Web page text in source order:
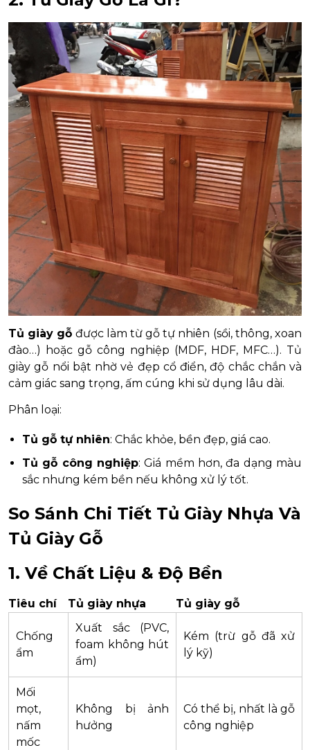
Tủ giày gỗ được làm từ gỗ tự nhiên (sồi, thông, xoan
đào…) hoặc gỗ công nghiệp (MDF, HDF, MFC…). Tủ
giày gỗ nổi bật nhờ vẻ đẹp cổ điển, độ chắc chắn và
cảm giác sang trọng, ấm cúng khi sử dụng lâu dài.
Phân loại:
Tủ gỗ tự nhiên: Chắc khỏe, bền đẹp, giá cao.
Tủ gỗ công nghiệp: Giá mềm hơn, đa dạng màu
sắc nhưng kém bền nếu không xử lý tốt.
So Sánh Chi Tiết Tủ Giày Nhựa Và
Tủ Giày Gỗ
1. Về Chất Liệu & Độ Bền
Tiêu chí Tủ giày nhựa Tủ giày gỗ
Chống
ẩm
Xuất sắc (PVC,
foam không hút
ẩm)
Kém (trừ gỗ đã xử
lý kỹ)
Mối
mọt,
nấm
mốc
Không bị ảnh
hưởng
Có thể bị, nhất là gỗ
công nghiệp